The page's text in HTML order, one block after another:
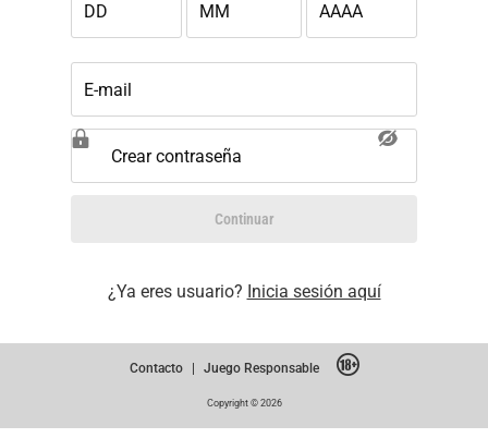
DD MM AAAA
E-mail
Crear contraseña
Continuar
¿Ya eres usuario? Inicia sesión aquí
Contacto | Juego Responsable
Copyright © 2026